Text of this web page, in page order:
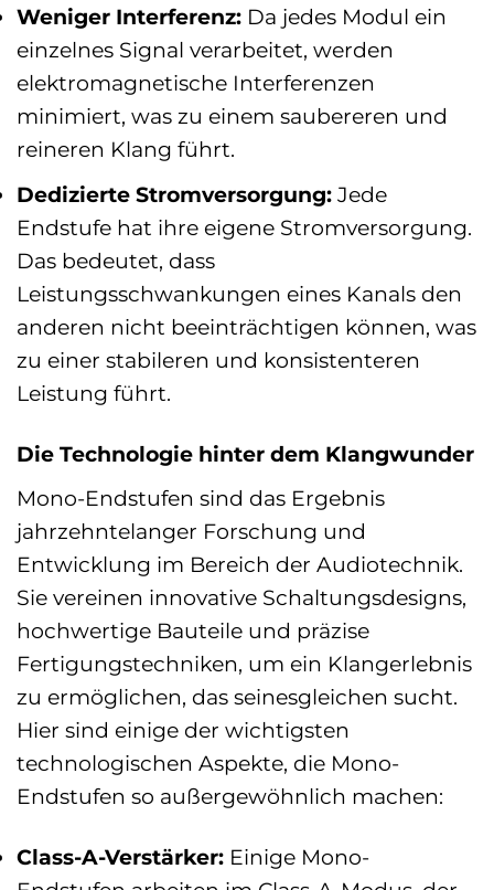
Weniger Interferenz: Da jedes Modul ein
einzelnes Signal verarbeitet, werden
elektromagnetische Interferenzen
minimiert, was zu einem saubereren und
reineren Klang führt.
Dedizierte Stromversorgung: Jede
Endstufe hat ihre eigene Stromversorgung.
Das bedeutet, dass
Leistungsschwankungen eines Kanals den
anderen nicht beeinträchtigen können, was
zu einer stabileren und konsistenteren
Leistung führt.
Die Technologie hinter dem Klangwunder
Mono-Endstufen sind das Ergebnis
jahrzehntelanger Forschung und
Entwicklung im Bereich der Audiotechnik.
Sie vereinen innovative Schaltungsdesigns,
hochwertige Bauteile und präzise
Fertigungstechniken, um ein Klangerlebnis
zu ermöglichen, das seinesgleichen sucht.
Hier sind einige der wichtigsten
technologischen Aspekte, die Mono-
Endstufen so außergewöhnlich machen:
Class-A-Verstärker: Einige Mono-